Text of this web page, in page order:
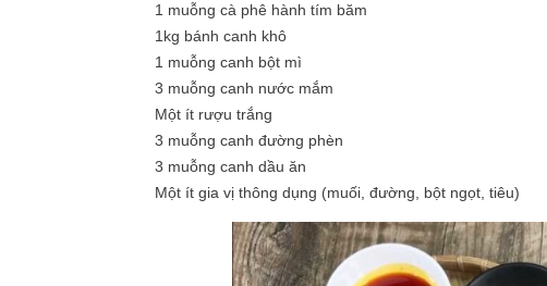
1 muỗng cà phê hành tím băm
1kg bánh canh khô
1 muỗng canh bột mì
3 muỗng canh nước mắm
Một ít rượu trắng
3 muỗng canh đường phèn
3 muỗng canh dầu ăn
Một ít gia vị thông dụng (muối, đường, bột ngọt, tiêu)